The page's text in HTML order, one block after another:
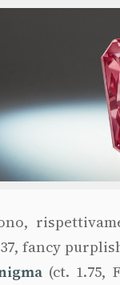
fancy
(ct. 1.75,